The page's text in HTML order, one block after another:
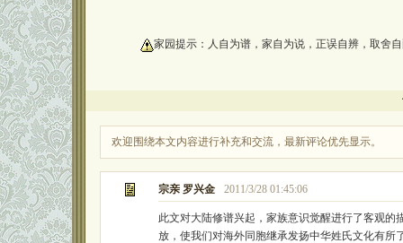
家园提示：人自为谱，家自为说，正误自辨，取舍
欢迎围绕本文内容进行补充和交流，最新评论优先显示。
宗亲 罗兴金 2011/3/28 01:45:06
此文对大陆修谱兴起，家族意识觉醒进行了客观
放，使我们对海外同胞继承发扬中华姓氏文化有